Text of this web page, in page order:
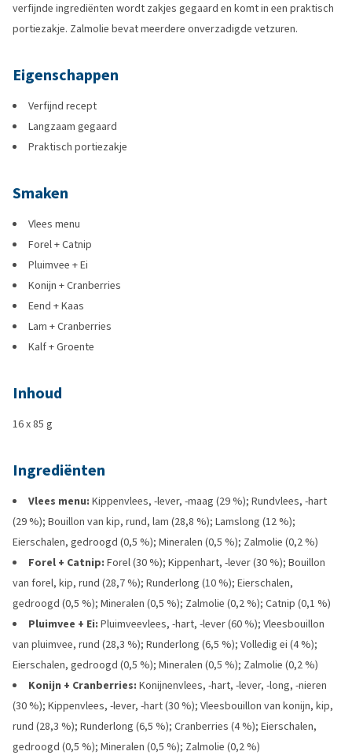
verfijnde ingrediënten wordt zakjes gegaard en komt in een praktisch
portiezakje. Zalmolie bevat meerdere onverzadigde vetzuren.
Eigenschappen
Verfijnd recept
Langzaam gegaard
Praktisch portiezakje
Smaken
Vlees menu
Forel + Catnip
Pluimvee + Ei
Konijn + Cranberries
Eend + Kaas
Lam + Cranberries
Kalf + Groente
Inhoud
16 x 85 g
Ingrediënten
Vlees menu: Kippenvlees, -lever, -maag (29 %); Rundvlees, -hart
(29 %); Bouillon van kip, rund, lam (28,8 %); Lamslong (12 %);
Eierschalen, gedroogd (0,5 %); Mineralen (0,5 %); Zalmolie (0,2 %)
Forel + Catnip: Forel (30 %); Kippenhart, -lever (30 %); Bouillon
van forel, kip, rund (28,7 %); Runderlong (10 %); Eierschalen,
gedroogd (0,5 %); Mineralen (0,5 %); Zalmolie (0,2 %); Catnip (0,1 %)
Pluimvee + Ei: Pluimveevlees, -hart, -lever (60 %); Vleesbouillon
van pluimvee, rund (28,3 %); Runderlong (6,5 %); Volledig ei (4 %);
Eierschalen, gedroogd (0,5 %); Mineralen (0,5 %); Zalmolie (0,2 %)
Konijn + Cranberries: Konijnenvlees, -hart, -lever, -long, -nieren
(30 %); Kippenvlees, -lever, -hart (30 %); Vleesbouillon van konijn, kip,
rund (28,3 %); Runderlong (6,5 %); Cranberries (4 %); Eierschalen,
gedroogd (0,5 %); Mineralen (0,5 %); Zalmolie (0,2 %)